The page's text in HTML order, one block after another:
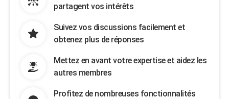
partagent vos intérêts
Suivez vos discussions facilement et
obtenez plus de réponses
Mettez en avant votre expertise et aidez les
autres membres
Profitez de nombreuses fonctionnalités